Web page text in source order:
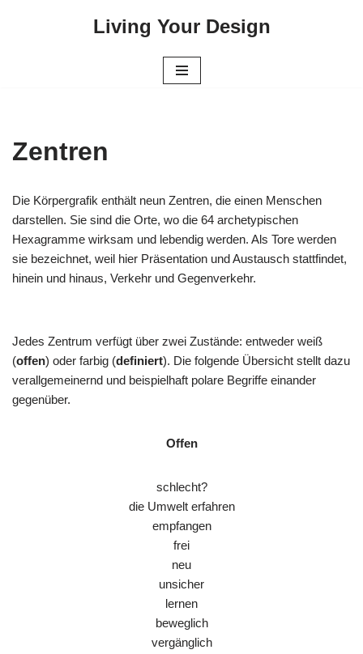
Living Your Design
Zentren
Die Körpergrafik enthält neun Zentren, die einen Menschen
darstellen. Sie sind die Orte, wo die 64 archetypischen
Hexagramme wirksam und lebendig werden. Als Tore werden
sie bezeichnet, weil hier Präsentation und Austausch stattfindet,
hinein und hinaus, Verkehr und Gegenverkehr.
Jedes Zentrum verfügt über zwei Zustände: entweder weiß
(offen) oder farbig (definiert). Die folgende Übersicht stellt dazu
verallgemeinernd und beispielhaft polare Begriffe einander
gegenüber.
Offen
schlecht?
die Umwelt erfahren
empfangen
frei
neu
unsicher
lernen
beweglich
vergänglich